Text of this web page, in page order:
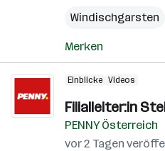
Windischgarsten
Merken
Einblicke Videos
Filialleiter:in
PENNY Österreich
vor 2 Tagen